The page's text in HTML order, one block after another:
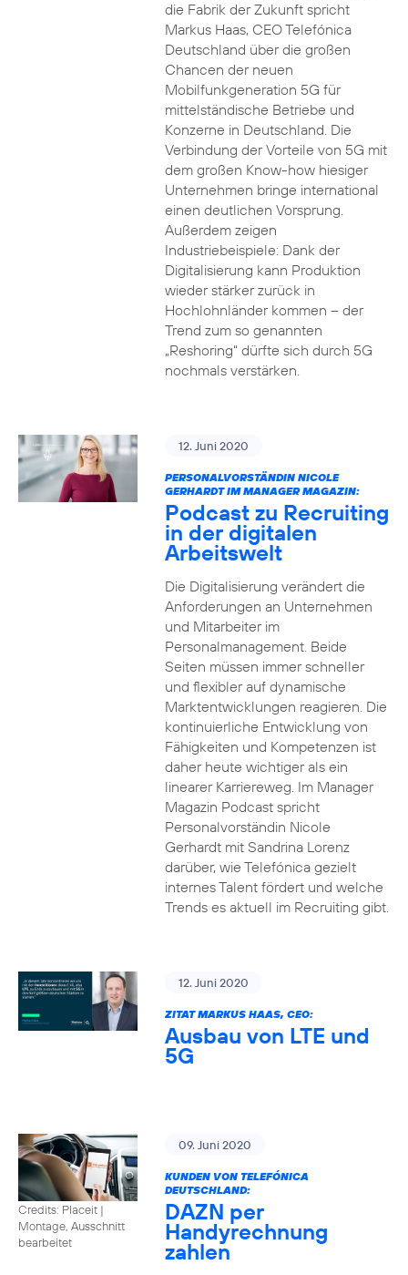
die Fabrik der Zukunft spricht
Markus Haas, CEO Telefónica
Deutschland über die großen
Chancen der neuen
Mobilfunkgeneration 5G für
mittelständische Betriebe und
Konzerne in Deutschland. Die
Verbindung der Vorteile von 5G mit
dem großen Know-how hiesiger
Unternehmen bringe international
einen deutlichen Vorsprung.
Außerdem zeigen
Industriebeispiele: Dank der
Digitalisierung kann Produktion
wieder stärker zurück in
Hochlohnländer kommen – der
Trend zum so genannten
„Reshoring“ dürfte sich durch 5G
nochmals verstärken.
12. Juni 2020
PERSONALVORSTÄNDIN NICOLE
GERHARDT IM MANAGER MAGAZIN:
Podcast zu Recruiting
in der digitalen
Arbeitswelt
Die Digitalisierung verändert die
Anforderungen an Unternehmen
und Mitarbeiter im
Personalmanagement. Beide
Seiten müssen immer schneller
und flexibler auf dynamische
Marktentwicklungen reagieren. Die
kontinuierliche Entwicklung von
Fähigkeiten und Kompetenzen ist
daher heute wichtiger als ein
linearer Karriereweg. Im Manager
Magazin Podcast spricht
Personalvorständin Nicole
Gerhardt mit Sandrina Lorenz
darüber, wie Telefónica gezielt
internes Talent fördert und welche
Trends es aktuell im Recruiting gibt.
12. Juni 2020
ZITAT MARKUS HAAS, CEO:
Ausbau von LTE und
5G
Credits: Placeit |
Montage, Ausschnitt
bearbeitet
09. Juni 2020
KUNDEN VON TELEFÓNICA
DEUTSCHLAND:
DAZN per
Handyrechnung
zahlen